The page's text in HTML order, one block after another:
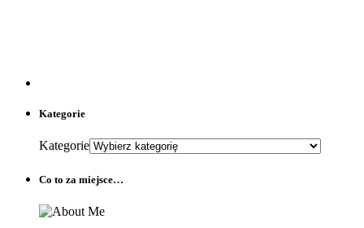
Kategorie
Kategorie
Co to za miejsce…